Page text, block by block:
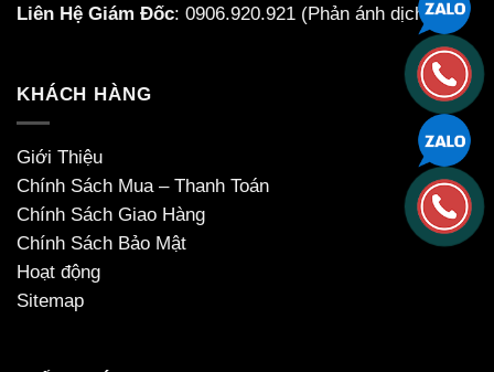
Liên Hệ Giám Đốc: 0906.920.921 (Phản ánh dịch vụ)
KHÁCH HÀNG
Giới Thiệu
Chính Sách Mua – Thanh Toán
Chính Sách Giao Hàng
Chính Sách Bảo Mật
Hoạt động
Sitemap